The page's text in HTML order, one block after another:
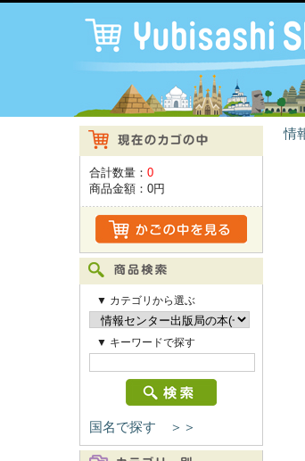
合計数量： 0
商品金額： 0円
▼ カテゴリから選ぶ
▼ キーワードで探す
国名で探す ＞＞
情